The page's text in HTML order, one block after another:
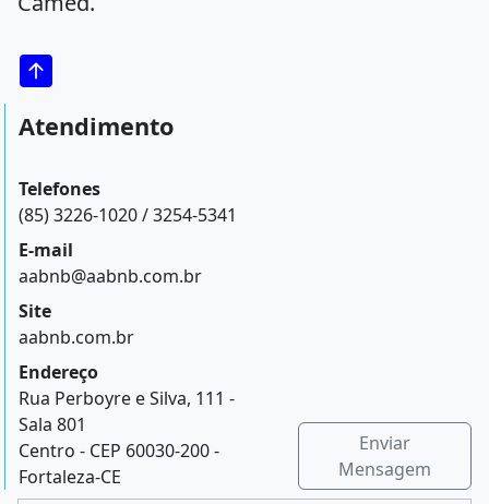
Atendimento
Telefones
(85) 3226-1020 / 3254-5341
E-mail
aabnb@aabnb.com.br
Site
aabnb.com.br
Endereço
Rua Perboyre e Silva, 111 -
Sala 801
Centro - CEP 60030-200 -
Fortaleza-CE
Enviar
Mensagem